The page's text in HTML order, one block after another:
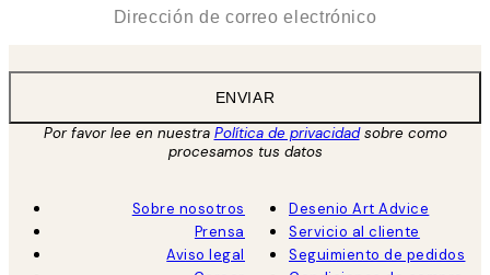
ENVIAR
Por favor lee en nuestra Política de privacidadsobre como
procesamos tus datos
Sobre nosotros
Prensa
Aviso legal
Desenio Art Advice
Servicio al cliente
Seguimiento de pedidos